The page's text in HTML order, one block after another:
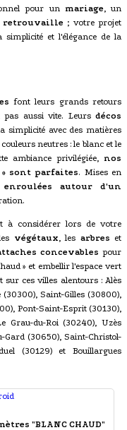
pour un mariage, un
retrouvaille; votre projet
et l'élégance de la
font leurs grands retours
aussi vite. Leurs décos
simplicité avec des matières
neutres : le blanc et le
ambiance privilégiée, nos
sont parfaites. Mises en
enroulées autour d'un
à considérer lors de votre
végétaux , les arbres et
concevables pour
» et embellir l'espace vert
ces villes alentours : Alès
Saint-Gilles (30800),
Pont-Saint-Esprit (30130),
Grau-du-Roi (30240), Uzès
Gard (30650), Saint-Christol-
(30129) et Bouillargues
"BLANC CHAUD"